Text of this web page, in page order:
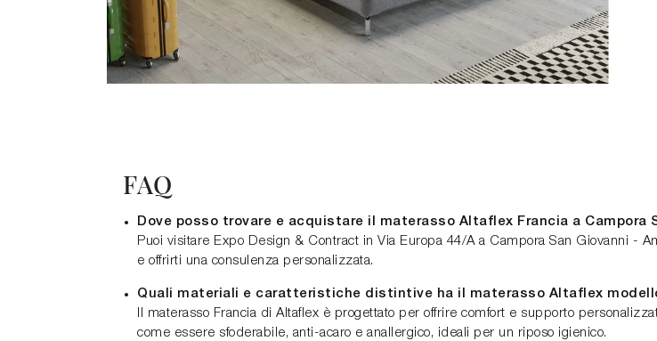
FAQ
Dove posso trovare e acquistare il materasso Altaflex Francia a Campora
Puoi visitare Expo Design & Contract in Via Europa 44/A a Campora San Giovanni -
e offrirti una consulenza personalizzata.
Quali materiali e caratteristiche distintive ha il materasso Altaflex
Il materasso Francia di Altaflex è progettato per offrire comfort e supporto
come essere sfoderabile, anti-acaro e anallergico, ideali per un riposo igienico.